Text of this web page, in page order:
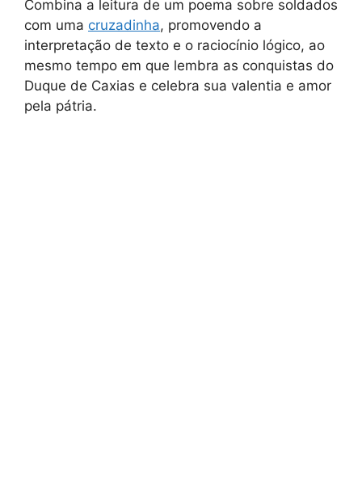
Combina a leitura de um poema sobre soldados
com uma cruzadinha, promovendo a
interpretação de texto e o raciocínio lógico, ao
mesmo tempo em que lembra as conquistas do
Duque de Caxias e celebra sua valentia e amor
pela pátria.